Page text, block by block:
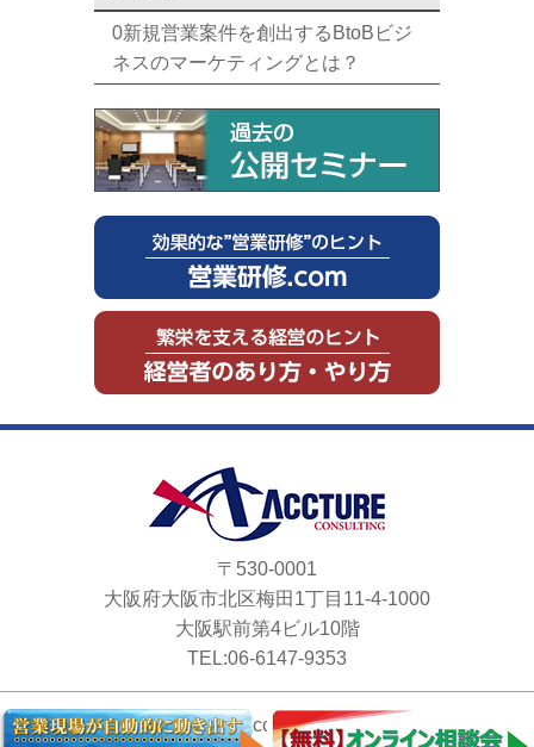
0新規営業案件を創出するBtoBビジ
ネスのマーケティングとは？
〒530-0001
大阪府大阪市北区梅田1丁目11-4-1000
大阪駅前第4ビル10階
TEL:06-6147-9353
Copyright © Accture Consulting